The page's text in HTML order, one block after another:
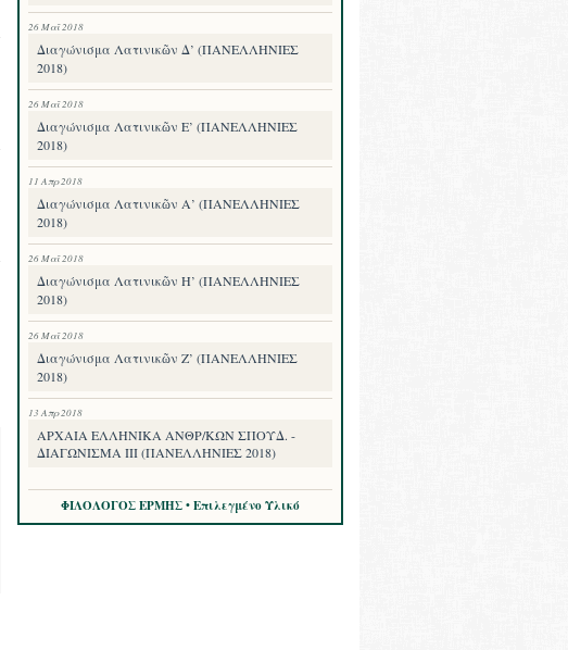
26 Μαΐ 2018
Διαγώνισμα Λατινικῶν Δ’ (ΠΑΝΕΛΛΗΝΙΕΣ
2018)
26 Μαΐ 2018
Διαγώνισμα Λατινικῶν Ε’ (ΠΑΝΕΛΛΗΝΙΕΣ
2018)
11 Απρ 2018
Διαγώνισμα Λατινικῶν Α’ (ΠΑΝΕΛΛΗΝΙΕΣ
2018)
26 Μαΐ 2018
Διαγώνισμα Λατινικῶν Η’ (ΠΑΝΕΛΛΗΝΙΕΣ
2018)
26 Μαΐ 2018
Διαγώνισμα Λατινικῶν Ζ’ (ΠΑΝΕΛΛΗΝΙΕΣ
2018)
13 Απρ 2018
ΑΡΧΑΙΑ ΕΛΛΗΝΙΚΑ ΑΝΘΡ/ΚΩΝ ΣΠΟΥΔ. -
ΔΙΑΓΩΝΙΣΜΑ III (ΠΑΝΕΛΛΗΝΙΕΣ 2018)
ΦΙΛΟΛΟΓΟΣ ΕΡΜΗΣ • Επιλεγμένο Υλικό